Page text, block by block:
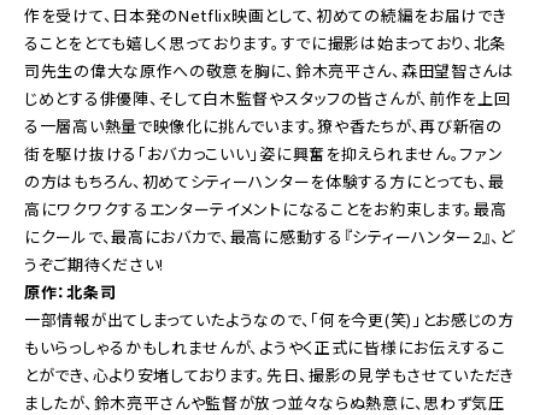
作を受けて、日本発のNetflix映画として、初めての続編をお届けでき
ることをとても嬉しく思っております。すでに撮影は始まっており、北条
司先生の偉大な原作への敬意を胸に、鈴木亮平さん、森田望智さんは
じめとする俳優陣、そして白木監督やスタッフの皆さんが、前作を上回
る一層高い熱量で映像化に挑んでいます。獠や香たちが、再び新宿の
街を駆け抜ける「おバカっこいい」姿に興奮を抑えられません。ファン
の方はもちろん、初めてシティーハンターを体験する方にとっても、最
高にワクワクするエンターテイメントになることをお約束します。最高
にクールで、最高におバカで、最高に感動する『シティーハンター2』、ど
うぞご期待ください!
原作：北条司
一部情報が出てしまっていたようなので、「何を今更(笑)」とお感じの方
もいらっしゃるかもしれませんが、ようやく正式に皆様にお伝えするこ
とができ、心より安堵しております。先日、撮影の見学もさせていただき
ましたが、鈴木亮平さんや監督が放つ並々ならぬ熱意に、思わず気圧